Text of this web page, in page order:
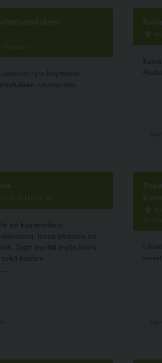
Tampere
ry:n käyttämä
rauniorata.
D, Kirkkonummi
on koirahoitola
jossa pääasia on
Saat meiltä myös koira-
koirien